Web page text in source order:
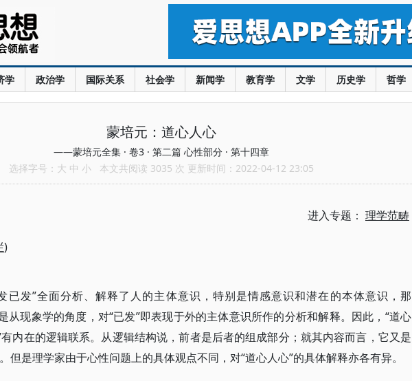
学 政治学 国际关系 社会学 新闻学 教育学 文学 历史学 哲学
蒙培元：道心人心
——蒙培元全集 · 卷3 · 第二篇 心性部分 · 第十四章
选择字号： 大 中 小 本文共阅读 3035 次 更新时间：2022-04-12 23:05
进入专题： 理学范畴
)
已发”全面分析、解释了人的主体意识，特别是情感意识和潜在的本体意识，那
从现象学的角度，对“已发”即表现于外的主体意识所作的分析和解释。因此，“道心
有内在的逻辑联系。从逻辑结构说，前者是后者的组成部分；就其内容而言，它又是
但是理学家由于心性问题上的具体观点不同，对“道心人心”的具体解释亦各有异。